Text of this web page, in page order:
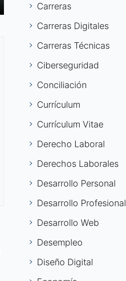
Carreras
Carreras Digitales
Carreras Técnicas
Ciberseguridad
Conciliación
Currículum
Currículum Vitae
Derecho Laboral
Derechos Laborales
Desarrollo Personal
Desarrollo Profesional
Desarrollo Web
Desempleo
Diseño Digital